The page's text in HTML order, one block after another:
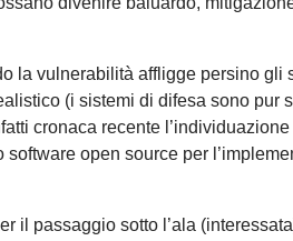
la vulnerabilità affligge persino gli
(i sistemi di difesa sono pur
cronaca recente
software open source per
il passaggio sotto l’ala